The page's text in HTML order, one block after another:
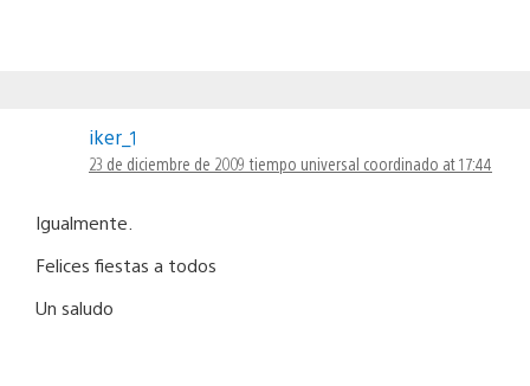
iker_1
23 de diciembre de 2009 tiempo universal coordinado at 17:44
Igualmente.
Felices fiestas a todos
Un saludo